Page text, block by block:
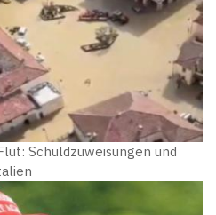
Schuldzuweisungen und